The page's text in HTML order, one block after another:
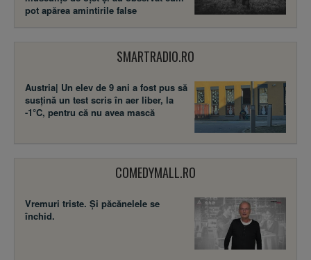
pot apărea amintirile false
SMARTRADIO.RO
Austria| Un elev de 9 ani a fost pus să
susţină un test scris în aer liber, la
-1°C, pentru că nu avea mască
COMEDYMALL.RO
Vremuri triste. Şi păcănelele se
închid.